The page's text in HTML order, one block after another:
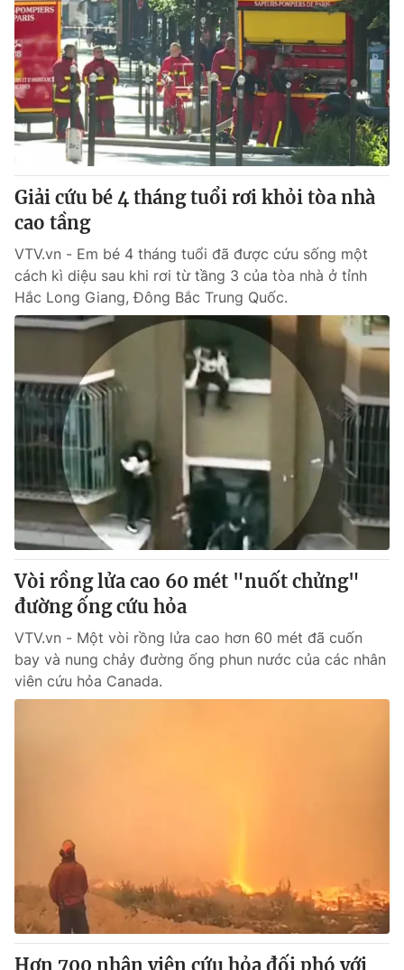
® Cấm sao chép dưới mọi hình thức nếu không có sự chấp
thuận bằng văn bản. Ghi rõ nguồn VTV.vn khi phát hành lại
thông tin từ website này.
Giải cứu bé 4 tháng tuổi rơi khỏi tòa nhà
cao tầng
VTV.vn - Em bé 4 tháng tuổi đã được cứu sống một
cách kì diệu sau khi rơi từ tầng 3 của tòa nhà ở tỉnh
Hắc Long Giang, Đông Bắc Trung Quốc.
Vòi rồng lửa cao 60 mét "nuốt chửng"
đường ống cứu hỏa
VTV.vn - Một vòi rồng lửa cao hơn 60 mét đã cuốn
bay và nung chảy đường ống phun nước của các nhân
viên cứu hỏa Canada.
Hơn 700 nhân viên cứu hỏa đối phó với